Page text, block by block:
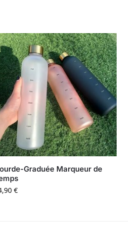
Graduée Marqueur de
€